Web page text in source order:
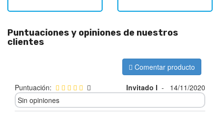
Puntuaciones y opiniones de nuestros
clientes
Comentar producto
Puntuación: Invitado I -
14/11/2020
Sin opiniones